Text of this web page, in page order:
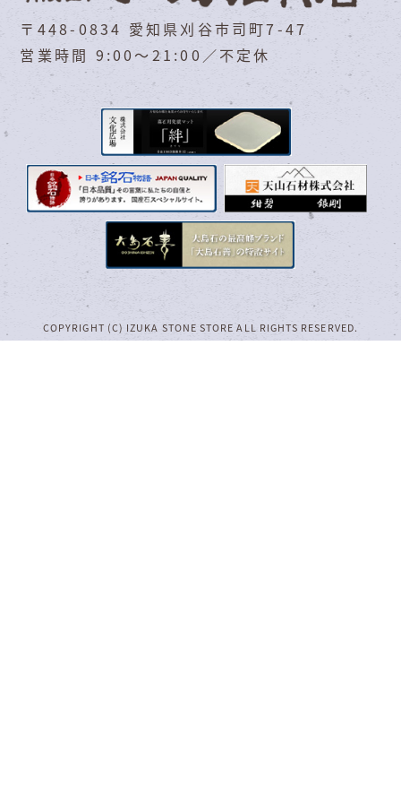
〒448-0834 愛知県刈谷市司町7-47
営業時間 9:00～21:00／不定休
COPYRIGHT (C) IZUKA STONE STORE ALL RIGHTS RESERVED.